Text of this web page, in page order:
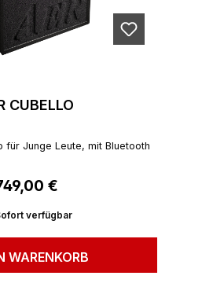
CUBELLO
für Junge Leute, mit Bluetooth
Preis:
€
verfügbar
WARENKORB